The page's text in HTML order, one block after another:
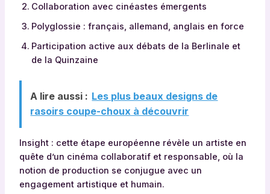
Collaboration avec cinéastes émergents
Polyglossie : français, allemand, anglais en force
Participation active aux débats de la Berlinale et
de la Quinzaine
A lire aussi : Les plus beaux designs de
rasoirs coupe-choux à découvrir
Insight : cette étape européenne révèle un artiste en
quête d’un cinéma collaboratif et responsable, où la
notion de production se conjugue avec un
engagement artistique et humain.